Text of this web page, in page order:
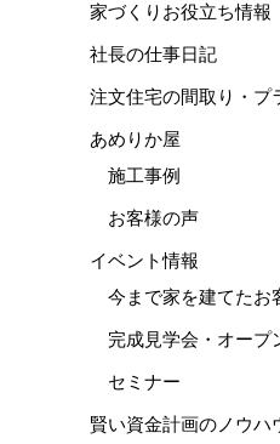
家づくりお役立ち情報
社長の仕事日記
注文住宅の間取り・プ
あめりか屋
施工事例
お客様の声
イベント情報
今まで家を建てたお
完成見学会・オープ
セミナー
賢い資金計画のノウハ